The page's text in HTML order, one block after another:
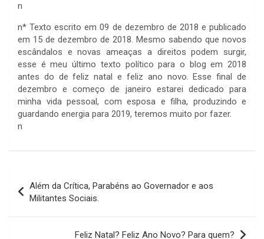
n
n* Texto escrito em 09 de dezembro de 2018 e publicado
em 15 de dezembro de 2018. Mesmo sabendo que novos
escândalos e novas ameaças a direitos podem surgir,
esse é meu último texto político para o blog em 2018
antes do de feliz natal e feliz ano novo. Esse final de
dezembro e começo de janeiro estarei dedicado para
minha vida pessoal, com esposa e filha, produzindo e
guardando energia para 2019, teremos muito por fazer.
n
de
Post
Além da Crítica, Parabéns ao Governador e aos
Militantes Sociais.
Feliz Natal? Feliz Ano Novo? Para quem?